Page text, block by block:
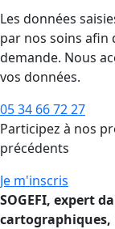
Les données
par nos soins afin
demande. Nous
vos données.
05 34 66 72 27
Participez à nos
précédents
Je m'inscris
SOGEFI, expert
cartographiques,